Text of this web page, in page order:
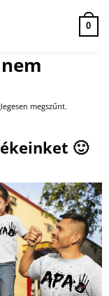
0
megszűnt.
🙂